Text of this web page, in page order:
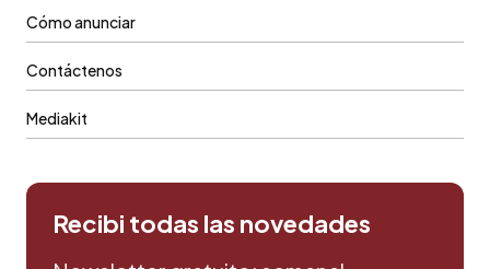
Cómo anunciar
Contáctenos
Mediakit
Recibi todas las novedades